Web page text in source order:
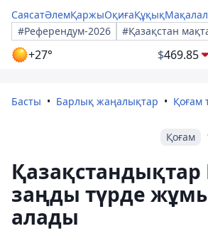
СаясатӘлемҚаржыОқиғаҚұқық
#Референдум-2026
#Қазақстан
+27° $469.85
Басты Барлық жаңалықтар Қоғам
Қоғам
Қазақстандықтар
заңды түрде
алады